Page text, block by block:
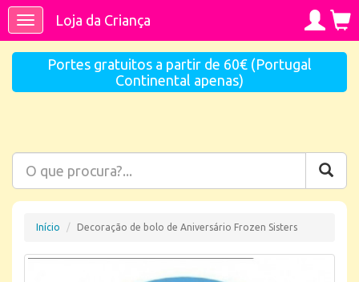
ToggleLoja da Criança
Portes gratuitos a partir de 60€ (Portugal
Continental apenas)
Início Decoração de bolo de Aniversário Frozen Sisters